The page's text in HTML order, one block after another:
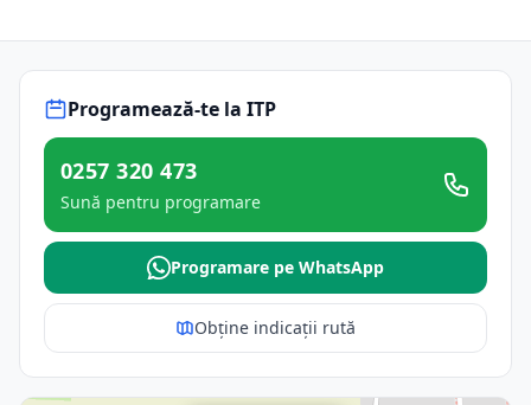
Programează-te la ITP
0257 320 473
Sună pentru programare
Programare pe WhatsApp
Obține indicații rută